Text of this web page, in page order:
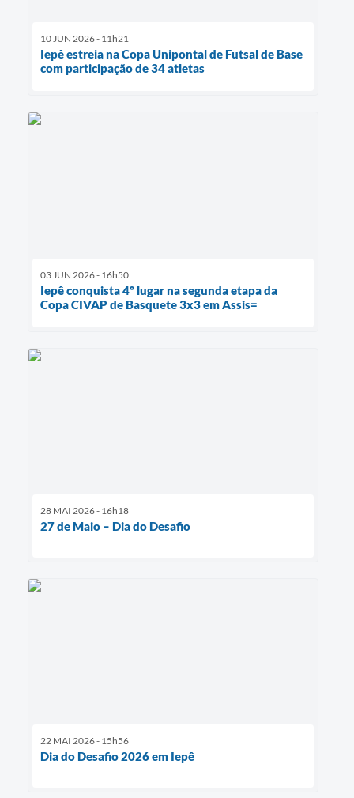
10 JUN 2026 - 11h21
Iepê estreia na Copa Unipontal de Futsal de Base
com participação de 34 atletas
03 JUN 2026 - 16h50
Iepê conquista 4º lugar na segunda etapa da
Copa CIVAP de Basquete 3x3 em Assis=
28 MAI 2026 - 16h18
27 de Maio – Dia do Desafio
22 MAI 2026 - 15h56
Dia do Desafio 2026 em Iepê